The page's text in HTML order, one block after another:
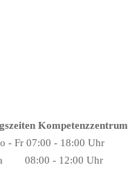
Kompetenzzentrum
- Fr 07:00 - 18:00 Uhr
08:00 - 12:00 Uhr